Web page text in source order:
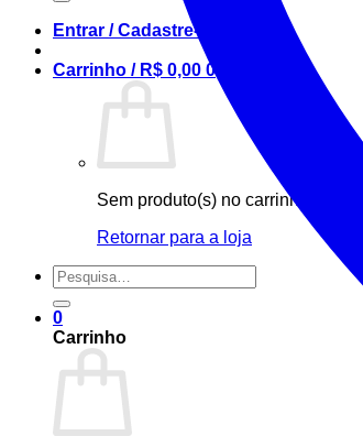
Entrar / Cadastre-se
Carrinho / R$ 0,00 0
Sem produto(s) no carrinho.
Retornar para a loja
Pesquisar
por:
0
Carrinho